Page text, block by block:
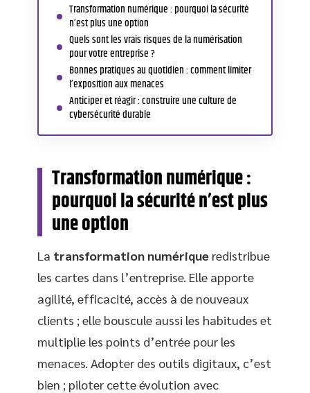
Transformation numérique : pourquoi la sécurité
n’est plus une option
Quels sont les vrais risques de la numérisation
pour votre entreprise ?
Bonnes pratiques au quotidien : comment limiter
l’exposition aux menaces
Anticiper et réagir : construire une culture de
cybersécurité durable
Transformation numérique :
pourquoi la sécurité n’est plus
une option
La transformation numérique redistribue
les cartes dans l’entreprise. Elle apporte
agilité, efficacité, accès à de nouveaux
clients ; elle bouscule aussi les habitudes et
multiplie les points d’entrée pour les
menaces. Adopter des outils digitaux, c’est
bien ; piloter cette évolution avec